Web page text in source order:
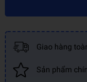
Giao hàng
Sản phẩm